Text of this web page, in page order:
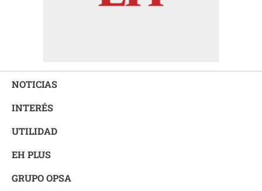
NOTICIAS
INTERÉS
UTILIDAD
EH PLUS
GRUPO OPSA